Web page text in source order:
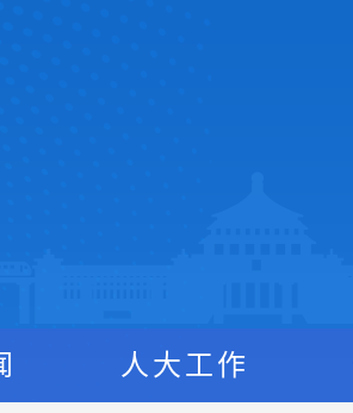
人大工作